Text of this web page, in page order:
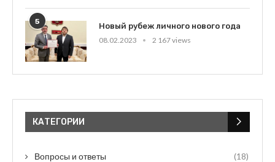
5
Новый рубеж личного нового года
08.02.2023
2 167 views
КАТЕГОРИИ
Вопросы и ответы (18)